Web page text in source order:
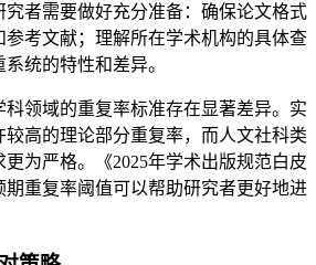
者需要做好充分准备：确保论文格式
考文献；理解所在学术机构的具体查
统的特性和差异。
领域的重复率标准存在显著差异。实
高的理论部分重复率，而人文社科类
为严格。《2025年学术出版规范白皮
期重复率阈值可以帮助研究者更好地进